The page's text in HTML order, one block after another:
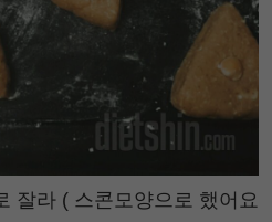
잘라 ( 스콘모양으로 했어요